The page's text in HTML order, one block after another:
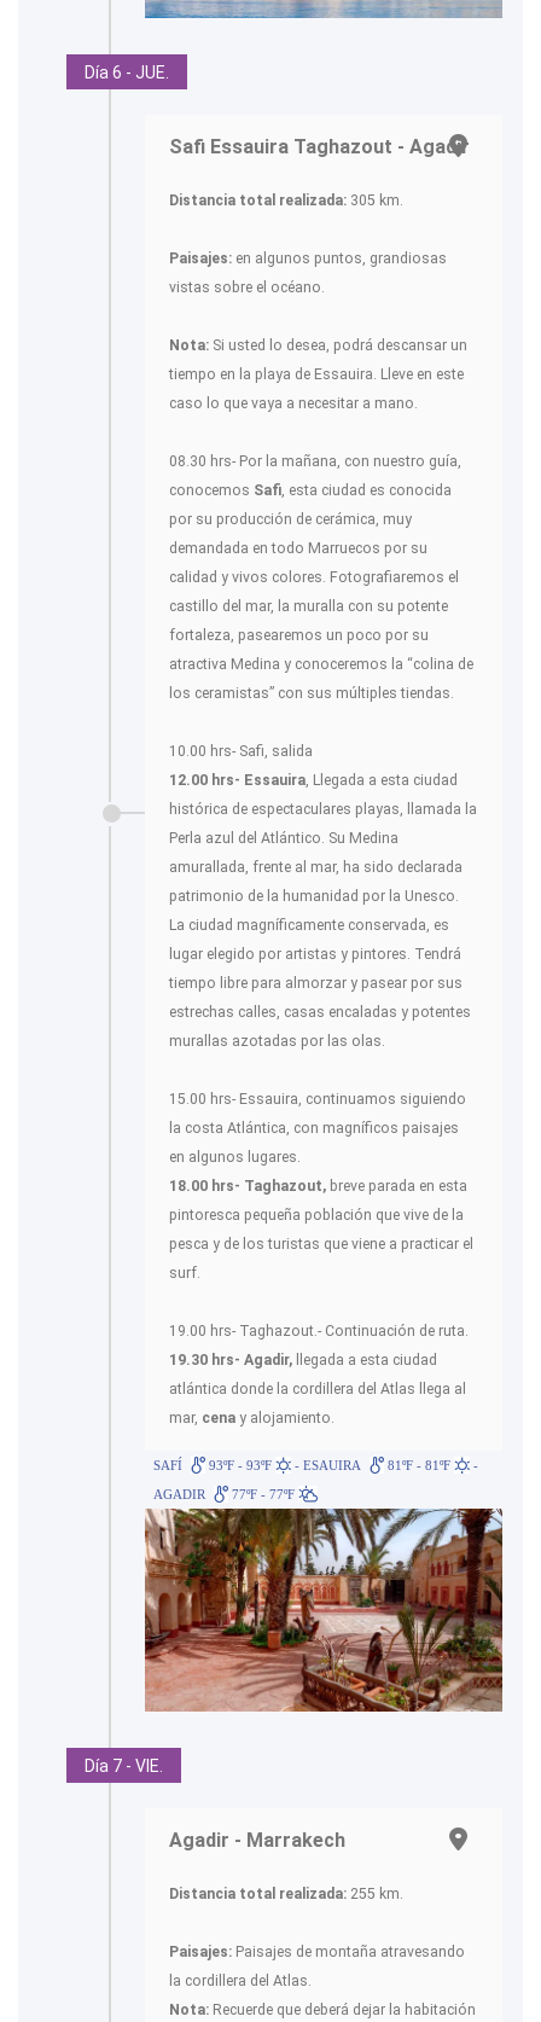
Día 6 - JUE.
Safi Essauira Taghazout - Agadir
Distancia total realizada: 305 km.
Paisajes: en algunos puntos, grandiosas
vistas sobre el océano.
Nota: Si usted lo desea, podrá descansar un
tiempo en la playa de Essauira. Lleve en este
caso lo que vaya a necesitar a mano.
08.30 hrs- Por la mañana, con nuestro guía,
conocemos Safi, esta ciudad es conocida
por su producción de cerámica, muy
demandada en todo Marruecos por su
calidad y vivos colores. Fotografiaremos el
castillo del mar, la muralla con su potente
fortaleza, pasearemos un poco por su
atractiva Medina y conoceremos la “colina de
los ceramistas” con sus múltiples tiendas.
10.00 hrs- Safi, salida
12.00 hrs- Essauira, Llegada a esta ciudad
histórica de espectaculares playas, llamada la
Perla azul del Atlántico. Su Medina
amurallada, frente al mar, ha sido declarada
patrimonio de la humanidad por la Unesco.
La ciudad magníficamente conservada, es
lugar elegido por artistas y pintores. Tendrá
tiempo libre para almorzar y pasear por sus
estrechas calles, casas encaladas y potentes
murallas azotadas por las olas.
15.00 hrs- Essauira, continuamos siguiendo
la costa Atlántica, con magníficos paisajes
en algunos lugares.
18.00 hrs- Taghazout, breve parada en esta
pintoresca pequeña población que vive de la
pesca y de los turistas que viene a practicar el
surf.
19.00 hrs- Taghazout.- Continuación de ruta.
19.30 hrs- Agadir, llegada a esta ciudad
atlántica donde la cordillera del Atlas llega al
mar, cena y alojamiento.
SAFÍ 93ºF - 93ºF - ESAUIRA 81ºF - 81ºF
-
AGADIR
77ºF - 77ºF
Día 7 - VIE.
Agadir - Marrakech
Distancia total realizada: 255 km.
Paisajes: Paisajes de montaña atravesando
la cordillera del Atlas.
Nota: Recuerde que deberá dejar la habitación